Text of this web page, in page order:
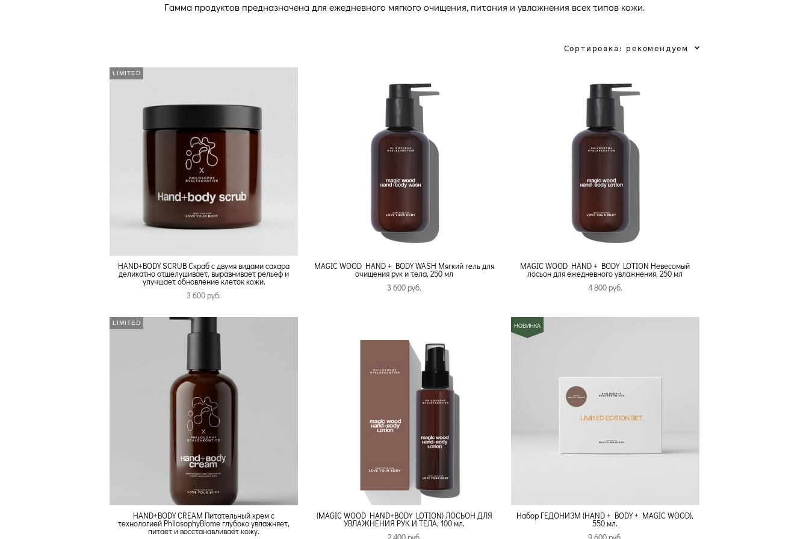
Гамма продуктов предназначена для ежедневного мягкого очищения, питания и увлажнения всех типов кожи.
Сортировка: рекомендуем
LIMITED
HAND+BODY SCRUB Скраб с двумя видами сахара
деликатно отшелушивает, выравнивает рельеф и
улучшает обновление клеток кожи.
3 600 pуб.
MAGIC WOOD HAND + BODY WASH Мягкий гель для
очищения рук и тела, 250 мл
3 600 pуб.
MAGIC WOOD HAND + BODY LOTION Невесомый
лосьон для ежедневного увлажнения, 250 мл
4 800 pуб.
LIMITED
HAND+BODY CREAM Питательный крем с
технологией PhilosophyBiome глубоко увлажняет,
питает и восстанавливает кожу.
{MAGIC WOOD HAND+BODY LOTION} ЛОСЬОН ДЛЯ
УВЛАЖНЕНИЯ РУК И ТЕЛА, 100 мл.
2 400 pуб.
НОВИНКА
Набор ГЕДОНИЗМ {HAND + BODY + MAGIC WOOD},
550 мл.
9 600 pуб.